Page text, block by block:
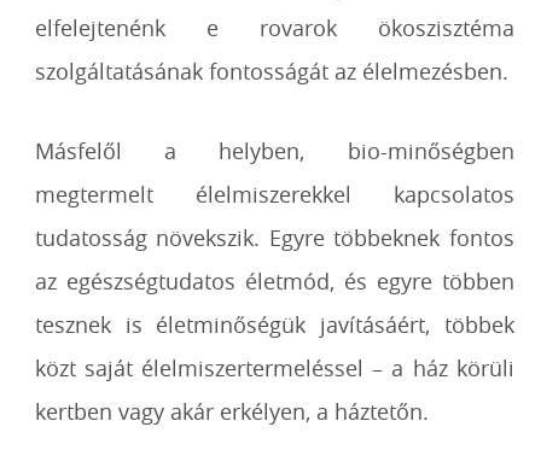
elfelejtenénk e rovarok ökoszisztéma
szolgáltatásának fontosságát az élelmezésben.
Másfelől a helyben, bio-minőségben
megtermelt élelmiszerekkel kapcsolatos
tudatosság növekszik. Egyre többeknek fontos
az egészségtudatos életmód, és egyre többen
tesznek is életminőségük javításáért, többek
közt saját élelmiszertermeléssel – a ház körüli
kertben vagy akár erkélyen, a háztetőn.